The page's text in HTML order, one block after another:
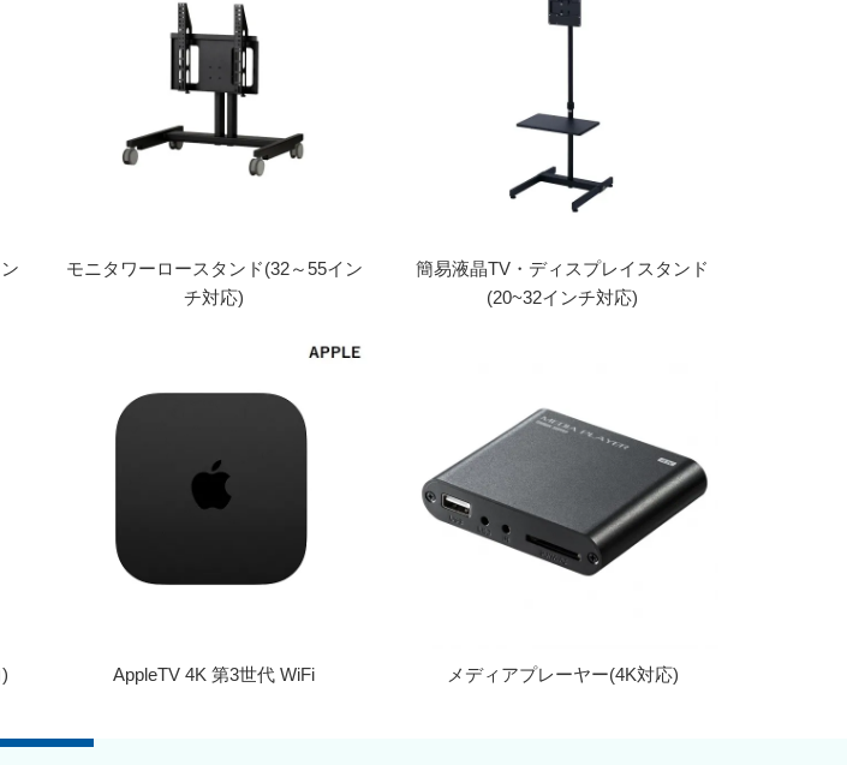
モニタワーロースタンド(32～55イン
チ対応)
簡易液晶TV・ディスプレイスタンド
(20~32インチ対応)
AppleTV 4K 第3世代 WiFi メディアプレーヤー(4K対応)